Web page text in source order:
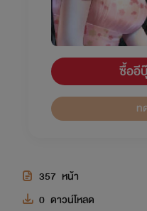
ซื้ออี
ท
357 หน้า
0 ดาวน์โหลด